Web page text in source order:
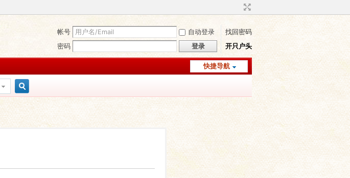
帐号 自动登录
找回密码
密码
登录 开只户头
快捷导航